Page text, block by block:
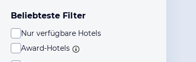
Beliebteste Filter
Nur verfügbare Hotels
Award-Hotels